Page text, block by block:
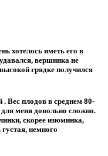
хотелось иметь его в
вершинка не
грядке получился
Вес плодов в среднем 80-
меня довольно сложно.
скорее изюминка,
немного